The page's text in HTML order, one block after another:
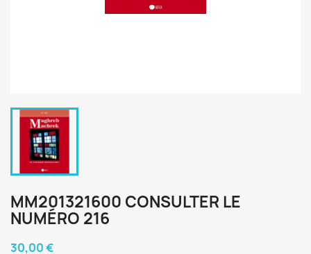
MM201321600 CONSULTER LE
NUMÉRO 216
30,00 €